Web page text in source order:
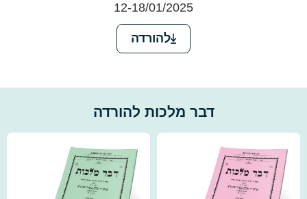
12-18/01/2025
להורדה
דבר מלכות להורדה